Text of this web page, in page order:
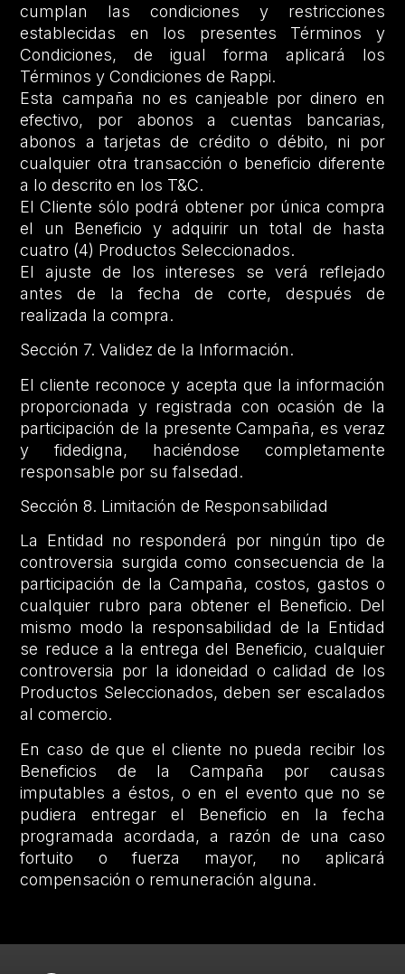
cumplan las condiciones y restricciones
establecidas en los presentes Términos y
Condiciones, de igual forma aplicará los
Términos y Condiciones de Rappi.
Esta campaña no es canjeable por dinero en
efectivo, por abonos a cuentas bancarias,
abonos a tarjetas de crédito o débito, ni por
cualquier otra transacción o beneficio diferente
a lo descrito en los T&C.
El Cliente sólo podrá obtener por única compra
el un Beneficio y adquirir un total de hasta
cuatro (4) Productos Seleccionados.
El ajuste de los intereses se verá reflejado
antes de la fecha de corte, después de
realizada la compra.
Sección 7. Validez de la Información.
El cliente reconoce y acepta que la información
proporcionada y registrada con ocasión de la
participación de la presente Campaña, es veraz
y fidedigna, haciéndose completamente
responsable por su falsedad.
Sección 8. Limitación de Responsabilidad
La Entidad no responderá por ningún tipo de
controversia surgida como consecuencia de la
participación de la Campaña, costos, gastos o
cualquier rubro para obtener el Beneficio. Del
mismo modo la responsabilidad de la Entidad
se reduce a la entrega del Beneficio, cualquier
controversia por la idoneidad o calidad de los
Productos Seleccionados, deben ser escalados
al comercio.
En caso de que el cliente no pueda recibir los
Beneficios de la Campaña por causas
imputables a éstos, o en el evento que no se
pudiera entregar el Beneficio en la fecha
programada acordada, a razón de una caso
fortuito o fuerza mayor, no aplicará
compensación o remuneración alguna.